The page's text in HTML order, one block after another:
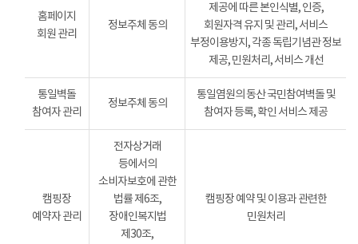
홈페이지
회원 관리
정보주체 동의
제공에 따른 본인식별, 인증,
회원자격 유지 및 관리, 서비스
부정이용방지, 각종 독립기념관 정보
제공, 민원처리, 서비스 개선
통일벽돌
참여자 관리
정보주체 동의
통일염원의 동산 국민참여벽돌 및
참여자 등록, 확인 서비스 제공
캠핑장
예약자 관리
전자상거래
등에서의
소비자보호에 관한
법률 제6조,
장애인복지법
제30조,
캠핑장 예약 및 이용과 관련한
민원처리